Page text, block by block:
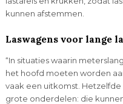
kunnen afstemmen.
Laswagens voor lange
“In situaties waarin
het hoofd moeten worden
vaak een uitkomst.
grote onderdelen: die